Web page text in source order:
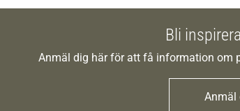
Bli
Anmäl dig här för att få information om
Anmäl